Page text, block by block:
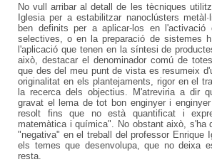
No vull arribar al detall de les tècniques
Iglesia per a estabilitzar nanoclústers
ben definits per a aplicar-los en
selectives, o en la preparació de sistemes
l'aplicació que tenen en la síntesi de
això, destacar el denominador comú de
que des del meu punt de vista es resumeix
originalitat en els plantejaments, rigor en el
la recerca dels objectius. M'atreviria a dir
gravat el lema de tot bon enginyer i
resolt fins que no està quantificat i
matemàtica i química". No obstant això, s'ha
"negativa" en el treball del professor Enrique
els temes que desenvolupa, que no deixa
resta.